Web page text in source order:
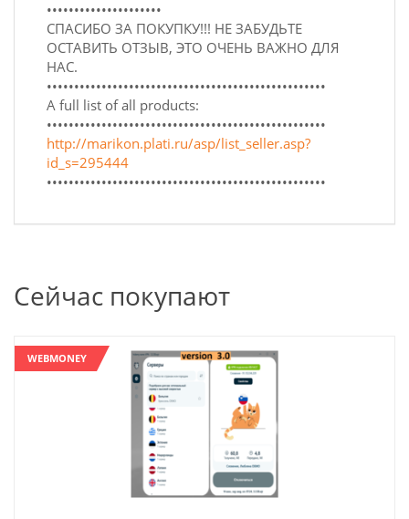
•••••••••••••••••••••
СПАСИБО ЗА ПОКУПКУ!!! НЕ ЗАБУДЬТЕ
ОСТАВИТЬ ОТЗЫВ, ЭТО ОЧЕНЬ ВАЖНО ДЛЯ
НАС.
•••••••••••••••••••••••••••••••••••••••••••••••••••
A full list of all products:
•••••••••••••••••••••••••••••••••••••••••••••••••••
http://marikon.plati.ru/asp/list_seller.asp?
id_s=295444
•••••••••••••••••••••••••••••••••••••••••••••••••••
Сейчас покупают
WEBMONEY